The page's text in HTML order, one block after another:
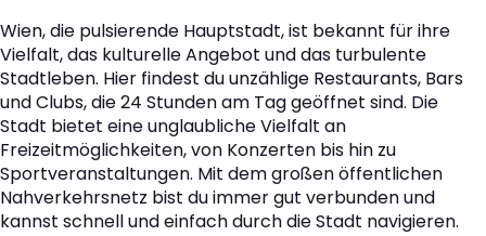
Wien, die pulsierende Hauptstadt, ist bekannt für ihre
Vielfalt, das kulturelle Angebot und das turbulente
Stadtleben. Hier findest du unzählige Restaurants, Bars
und Clubs, die 24 Stunden am Tag geöffnet sind. Die
Stadt bietet eine unglaubliche Vielfalt an
Freizeitmöglichkeiten, von Konzerten bis hin zu
Sportveranstaltungen. Mit dem großen öffentlichen
Nahverkehrsnetz bist du immer gut verbunden und
kannst schnell und einfach durch die Stadt navigieren.